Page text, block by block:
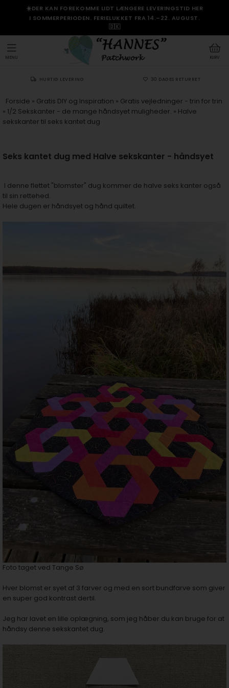
☀️DER KAN FOREKOMME LIDT LÆNGERE LEVERINGSTID HER
I SOMMERPERIODEN. FERIELUKKET FRA 14.–22. AUGUST.
🇩🇰
KURV
MENU
HURTIG LEVERING 30 DAGES RETURRET
Forside » Gratis DIY og Inspiration » Gratis vejledninger - trin for trin.
» 1/2 Sekskanter - de mange håndsyet muligheder. » Halve
sekskanter til seks kantet dug
Seks kantet dug med Halve sekskanter - håndsyet
I denne flettet "blomster" dug kommer de halve seks kanter også
til sin rettehed.
Hele dugen er håndsyet og hånd quiltet.
Foto taget ved Tange Sø
Hver blomst er syet af 3 farver og med en sort bundfarve som giver
en super god kontrast dertil.
Jeg har lavet en lille oplægning, som jeg håber du kan bruge for at
håndsy denne sekskantet dug.